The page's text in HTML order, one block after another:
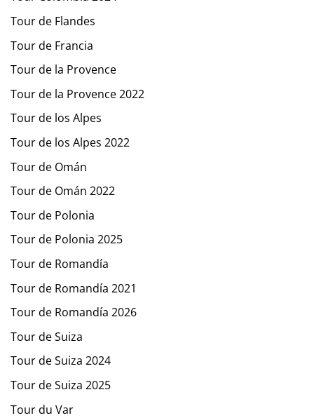
Tour de Flandes
Tour de Francia
Tour de la Provence
Tour de la Provence 2022
Tour de los Alpes
Tour de los Alpes 2022
Tour de Omán
Tour de Omán 2022
Tour de Polonia
Tour de Polonia 2025
Tour de Romandía
Tour de Romandía 2021
Tour de Romandía 2026
Tour de Suiza
Tour de Suiza 2024
Tour de Suiza 2025
Tour du Var